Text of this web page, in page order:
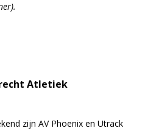
Atletiek
zijn AV Phoenix en Utrack